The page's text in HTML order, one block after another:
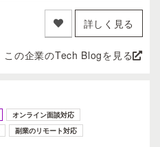
詳しく見る
この企業のTech Blogを見る
オンライン面談対応
副業のリモート対応